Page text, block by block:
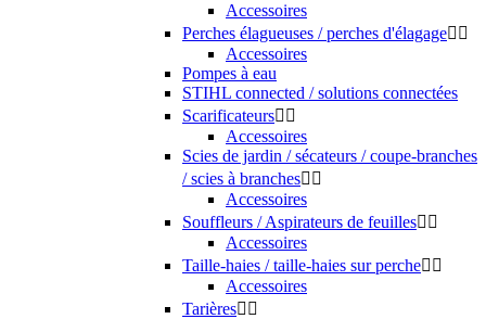
Accessoires
Perches élagueuses / perches d'élagage 
Accessoires
Pompes à eau
STIHL connected / solutions connectées
Scarificateurs 
Accessoires
Scies de jardin / sécateurs / coupe-branches
/ scies à branches 
Accessoires
Souffleurs / Aspirateurs de feuilles 
Accessoires
Taille-haies / taille-haies sur perche 
Accessoires
Tarières 